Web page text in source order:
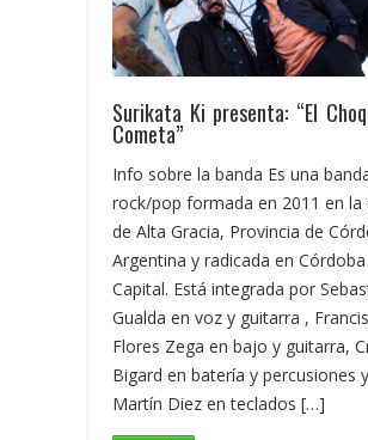
Surikata Ki presenta: “El
Cometa”
Info sobre la banda Es una
rock/pop formada en 2011 en la
de Alta Gracia, Provincia de
Argentina y radicada en Córdoba
Capital. Está integrada por
Gualda en voz y guitarra ,
Flores Zega en bajo y guitarra,
Bigard en batería y percusiones y
Martín Diez en teclados […]